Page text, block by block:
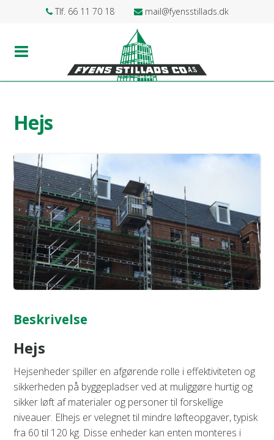
Tlf. 66 11 70 18 mail@fyensstillads.dk
Hejs
‹ ›
Beskrivelse
Hejs
Hejsenheder spiller en afgørende rolle i effektiviteten og
sikkerheden på byggepladser ved at muliggøre hurtig og
sikker løft af materialer og personer til forskellige
niveauer. Elhejs er velegnet til mindre løfteopgaver, typisk
fra 60 til 120 kg. Disse enheder kan enten monteres i